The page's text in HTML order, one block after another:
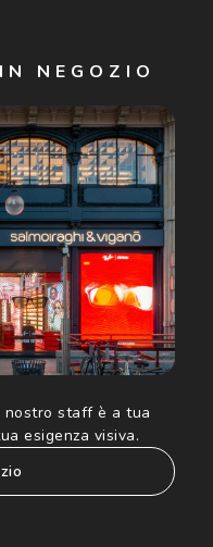
avere più di 16 anni e
Personali da parte di
offerte speciali, novità
pubblicitario (consultare
informazioni).
NEGOZIO
nostro staff è a tua
esigenza visiva.